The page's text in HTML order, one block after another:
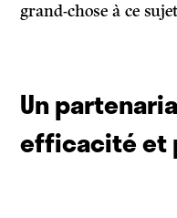
grand-chose à ce
Un
efficacité et